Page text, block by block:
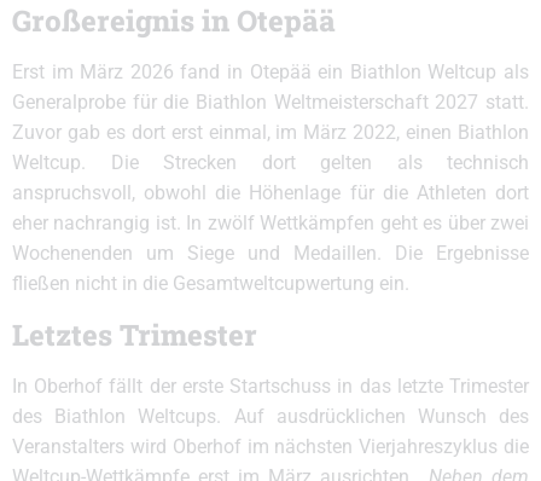
Großereignis in Otepää
Erst im März 2026 fand in Otepää ein Biathlon Weltcup als
Generalprobe für die Biathlon Weltmeisterschaft 2027 statt.
Zuvor gab es dort erst einmal, im März 2022, einen Biathlon
Weltcup. Die Strecken dort gelten als technisch
anspruchsvoll, obwohl die Höhenlage für die Athleten dort
eher nachrangig ist. In zwölf Wettkämpfen geht es über zwei
Wochenenden um Siege und Medaillen. Die Ergebnisse
fließen nicht in die Gesamtweltcupwertung ein.
Letztes Trimester
In Oberhof fällt der erste Startschuss in das letzte Trimester
des Biathlon Weltcups. Auf ausdrücklichen Wunsch des
Veranstalters wird Oberhof im nächsten Vierjahreszyklus die